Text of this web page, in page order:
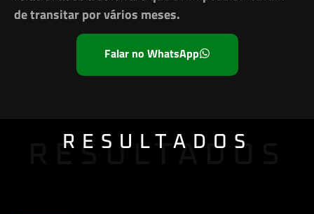
de transitar por vários meses.
Falar no WhatsApp
RESULTADOS
RESULTADOS